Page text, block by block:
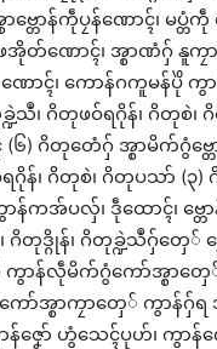
ဗ္တောန်ကဵုပၠန်ဏောၚ်၊ မပ္
ဖအိုတ်ဏောၚ်၊ အ္စာဏံဂှ်
ောၚ်၊ ကောန်ဂကူမန်ပိုဲ ကွ
ဍဲသဳ၊ ဂိတုဖဝ်ရဂိုန်၊ ဂိတုစဲ၊
ဂိတုတေံဂှ် အ္စာမိက်ဂွံဗ္တေ
၊ ဂိတုစဲ၊ ဂိတုပသာ် (၃)
ာန်ကအ်ပလှ်၊ ဒဵုထောၚ်၊ ဗ္တ
တုဒ္ဂိုန်၊ ဂိတုခ္ဍဲသဳဂှ်တှေ် ဗ္
န်လဵုမိက်ဂွံကော်အ္စာတှေ် အ္
ော်အ္စာကၠာတှေ် ကွာန်ဂှ်ရ
န်ဇၞော် ဟွံသေၚ်ပုဟ်၊ ကွာန်က